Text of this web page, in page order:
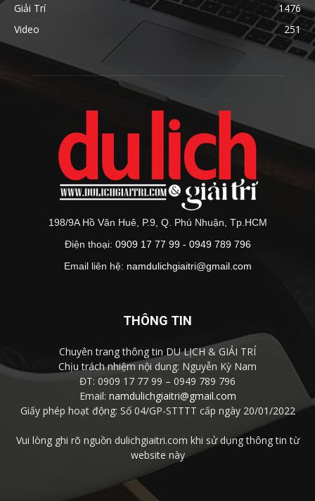
Giải Trí
1476
Video
251
198/9A Hồ Văn Huê, P.9, Q. Phú Nhuận, Tp.HCM
Điện thoại: 0909 17 77 99 - 0949 789 796
Email liên hệ: namdulichgiaitri@gmail.com
THÔNG TIN
Chuyên trang thông tin DU LỊCH & GIẢI TRÍ
Chịu trách nhiệm nội dung: Nguyễn Kỳ Nam
ĐT: 0909 17 77 99 – 0949 789 796
Email: namdulichgiaitri@gmail.com
Giấy phép hoạt động: Số 04/GP-STTTT cấp ngày 20/01/2022
Vui lòng ghi rõ nguồn dulichgiaitri.com khi sử dụng thông tin từ
website này